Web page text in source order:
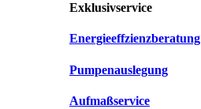
Exklusivservice
Energieeffzienzberatung
Pumpenauslegung
Aufmaßservice